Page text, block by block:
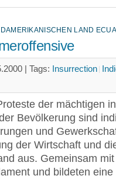
LAND
| Tags: Insurrection
der mächtigen
Bevölkerung sind
und
der Wirtschaft und
aus. Gemeinsam
und bildeten eine